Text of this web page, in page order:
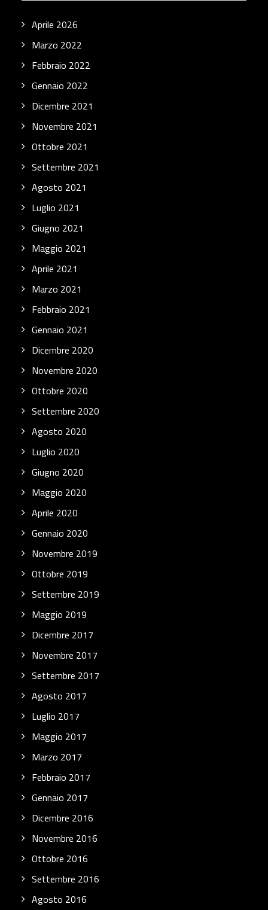
Aprile 2026
Marzo 2022
Febbraio 2022
Gennaio 2022
Dicembre 2021
Novembre 2021
Ottobre 2021
Settembre 2021
Agosto 2021
Luglio 2021
Giugno 2021
Maggio 2021
Aprile 2021
Marzo 2021
Febbraio 2021
Gennaio 2021
Dicembre 2020
Novembre 2020
Ottobre 2020
Settembre 2020
Agosto 2020
Luglio 2020
Giugno 2020
Maggio 2020
Aprile 2020
Gennaio 2020
Novembre 2019
Ottobre 2019
Settembre 2019
Maggio 2019
Dicembre 2017
Novembre 2017
Settembre 2017
Agosto 2017
Luglio 2017
Maggio 2017
Marzo 2017
Febbraio 2017
Gennaio 2017
Dicembre 2016
Novembre 2016
Ottobre 2016
Settembre 2016
Agosto 2016